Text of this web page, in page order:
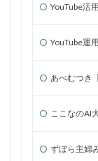
YouTube活用
YouTube運用
あべむつき
ここなのAI
ずぼら主婦